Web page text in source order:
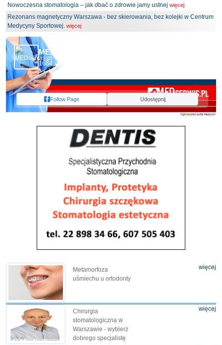
Nowoczesna stomatologia – jak dbać o zdrowie jamy ustnej więcej
Rezonans magnetyczny Warszawa - bez skierowania, bez kolejki w Centrum
Medycyny Sportowej. więcej
MEDserwis.pl - Ogólnopolski Portal Medyczny
1684 obserwujących
Follow Page Udostępnij
Metamorfoza
uśmiechu u ortodonty
więcej
Chirurgia
stomatologiczna w
Warszawie - wybierz
dobrego specjalistę
więcej